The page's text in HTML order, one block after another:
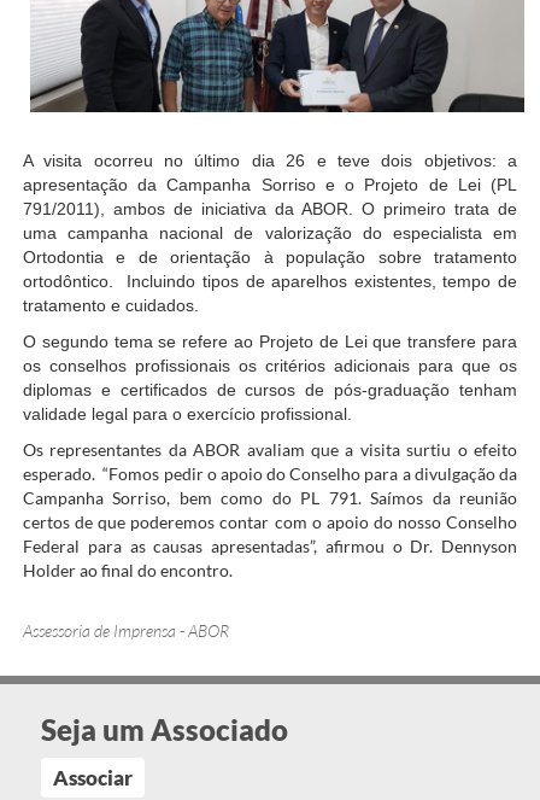
A visita ocorreu no último dia 26 e teve dois objetivos: a
apresentação da Campanha Sorriso e o Projeto de Lei (PL
791/2011), ambos de iniciativa da ABOR. O primeiro trata de
uma campanha nacional de valorização do especialista em
Ortodontia e de orientação à população sobre tratamento
ortodôntico. Incluindo tipos de aparelhos existentes, tempo de
tratamento e cuidados.
O segundo tema se refere ao Projeto de Lei que transfere para
os conselhos profissionais os critérios adicionais para que os
diplomas e certificados de cursos de pós-graduação tenham
validade legal para o exercício profissional.
Os representantes da ABOR avaliam que a visita surtiu o efeito
esperado. “Fomos pedir o apoio do Conselho para a divulgação da
Campanha Sorriso, bem como do PL 791. Saímos da reunião
certos de que poderemos contar com o apoio do nosso Conselho
Federal para as causas apresentadas”, afirmou o Dr. Dennyson
Holder ao final do encontro.
Assessoria de Imprensa - ABOR
Seja um Associado
Associar